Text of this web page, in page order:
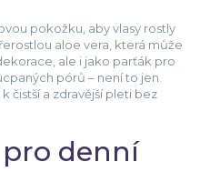
pokožku, aby vlasy rostly
aloe vera, která může
ale i jako parťák pro
pórů – není to jen
čistší a zdravější pleti bez
denní